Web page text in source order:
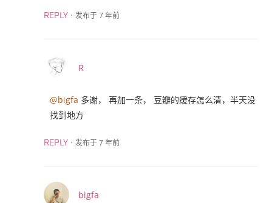
REPLY ·发布于 7 年前
R
@bigfa 多谢， 再加一条， 豆瓣的缓存怎么清，半天没
找到地方
REPLY ·发布于 7 年前
bigfa